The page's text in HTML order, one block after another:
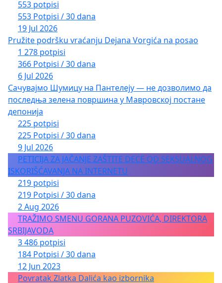
553 potpisi
553 Potpisi / 30 dana
19 Jul 2026
Pružite podršku vraćanju Dejana Vorgića na posao
1 278 potpisi
366 Potpisi / 30 dana
6 Jul 2026
Сачувајмо Шумицу на Пантелеју — не дозволимо да
последња зелена површина у Мавровској постане
депонија
225 potpisi
225 Potpisi / 30 dana
9 Jul 2026
PETICIJA ZA JAČANJE ZAŠTITE DECE OD SEKSUALNOG
ISKORIŠĆAVANJA NA INTERNETU
219 potpisi
219 Potpisi / 30 dana
2 Aug 2026
TRAŽIMO SMENU GORANA PUZOVIĆA, DIREKTORA
SRBIJAVODA
3 486 potpisi
184 Potpisi / 30 dana
12 Jun 2023
Povratak Zlatka Dalića kao izbornika